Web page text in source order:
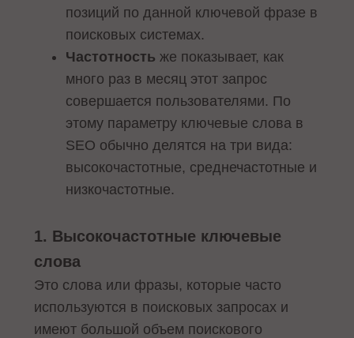
позиций по данной ключевой фразе в
поисковых системах.
Частотность же показывает, как
много раз в месяц этот запрос
совершается пользователями. По
этому параметру ключевые слова в
SEO обычно делятся на три вида:
высокочастотные, среднечастотные и
низкочастотные.
1. Высокочастотные ключевые
слова
Это слова или фразы, которые часто
используются в поисковых запросах и
имеют большой объем поискового